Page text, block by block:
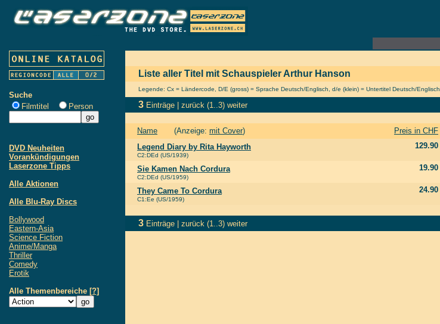
Suche
Filmtitel
Person
DVD Neuheiten
Vorankündigungen
Laserzone Tipps
Alle Aktionen
Alle Blu-Ray Discs
Bollywood
Eastern-Asia
Science Fiction
Anime/Manga
Thriller
Comedy
Erotik
Alle Themenbereiche [?]
Liste aller Titel mit Schauspieler Arthur Hanson
Legende: Cx = Ländercode, D/E (gross) = Sprache Deutsch/Englisch, d/e (klein) = Untertitel Deutsch/Englisch
3 Einträge | zurück (1..3) weiter
Name (Anzeige: mit Cover) Preis in CHF
Legend Diary by Rita Hayworth
C2:DEd (US/1939)
129.90
Sie Kamen Nach Cordura
C2:DEd (US/1959)
19.90
They Came To Cordura
C1:Ee (US/1959)
24.90
3 Einträge | zurück (1..3) weiter